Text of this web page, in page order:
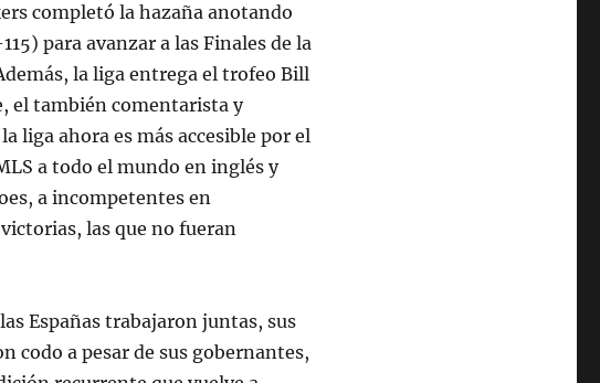
completó la hazaña anotando
para avanzar a las Finales de la
la liga entrega el trofeo Bill
el también comentarista y
liga ahora es más accesible por el
a todo el mundo en inglés y
a incompetentes en
las que no fueran
Españas trabajaron juntas, sus
codo a pesar de sus gobernantes,